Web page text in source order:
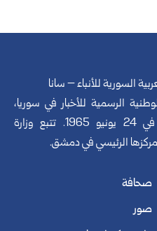
السورية للأنباء – سانا
الرسمية للأخبار في سوريا،
تأسست في 24 يونيو 1965. تتبع وزارة
الرئيسي في دمشق.
صحافة
صور